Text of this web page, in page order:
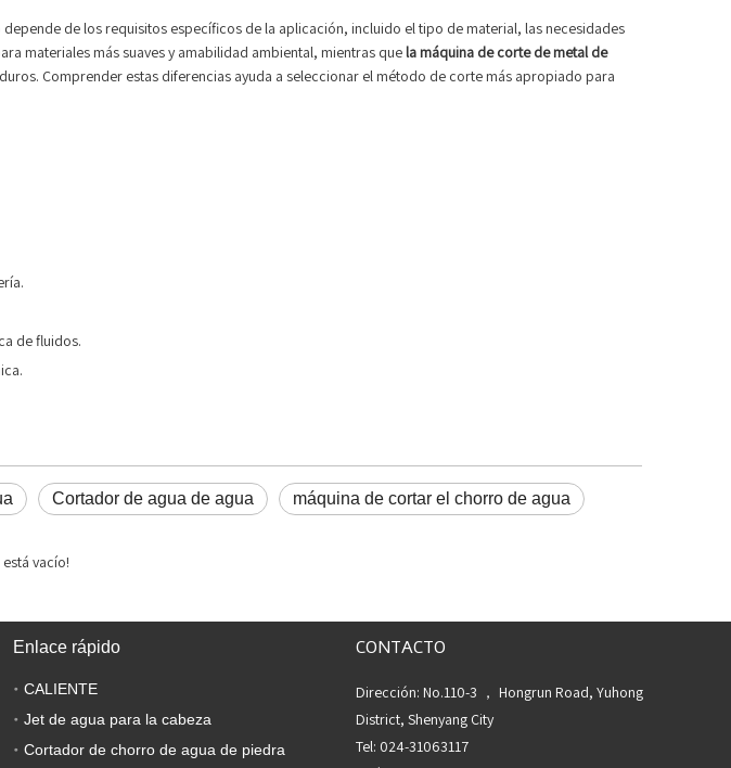
de los requisitos específicos de la aplicación, incluido el tipo de material, las necesidades
materiales más suaves y amabilidad ambiental, mientras que la máquina de corte de metal de
Comprender estas diferencias ayuda a seleccionar el método de corte más apropiado para
de fluidos.
Cortador de agua de agua máquina de cortar el chorro de agua
vacío!
Enlace rápido
CALIENTE
Jet de agua para la cabeza
Cortador de chorro de agua de piedra
CONTACTO
Dirección: No.110-3 ， Hongrun Road, Yuhong
District, Shenyang City
Tel: 024-31063117